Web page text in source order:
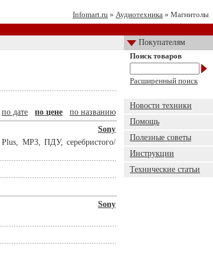
Infomart.ru » Аудиотехника » Магнитолы
Покупателям
по дате по цене
по названию
Sony
MP3, ПДУ, серебристого/
Sony
Поиск товаров
Расширенный поиск
Новости техники
Помощь
Полезные советы
Инструкции
Технические статьи